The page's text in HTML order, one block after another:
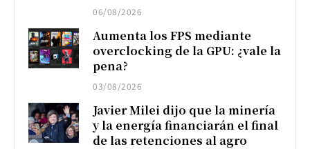
06/08/2026
Aumenta los FPS mediante
overclocking de la GPU: ¿vale la
pena?
03/08/2026
Javier Milei dijo que la minería
y la energía financiarán el final
de las retenciones al agro